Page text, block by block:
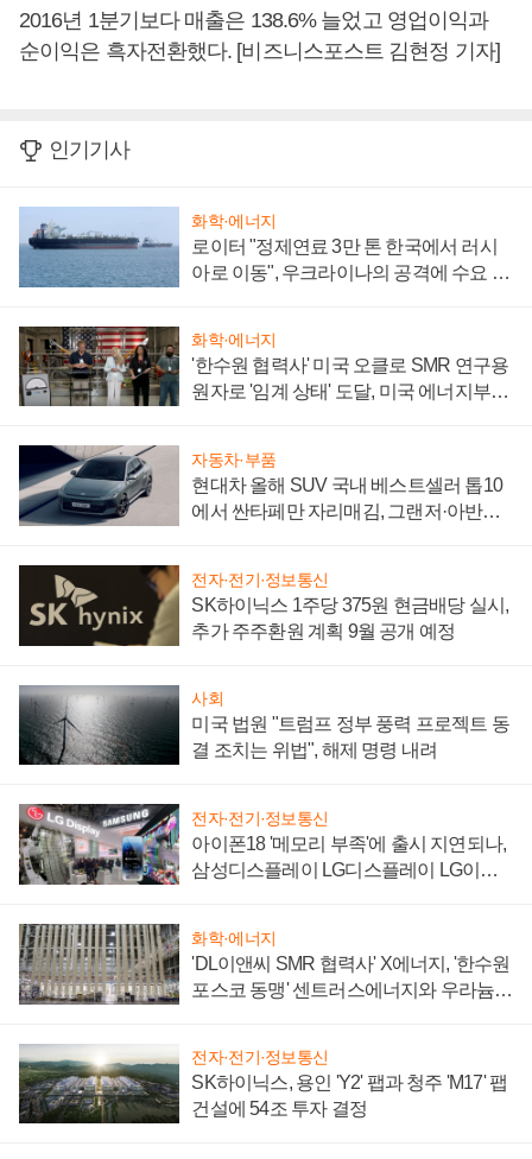
2016년 1분기보다 매출은 138.6% 늘었고 영업이익과
순이익은 흑자전환했다. [비즈니스포스트 김현정 기자]
인기기사
화학·에너지
로이터 "정제연료 3만 톤 한국에서 러시
아로 이동", 우크라이나의 공격에 수요 늘
화학·에너지
'한수원 협력사' 미국 오클로 SMR 연구용
원자로 '임계 상태' 도달, 미국 에너지부
자동차·부품
현대차 올해 SUV 국내 베스트셀러 톱10
에서 싼타페만 자리매김, 그랜저·아반떼
전자·전기·정보통신
SK하이닉스 1주당 375원 현금배당 실시,
추가 주주환원 계획 9월 공개 예정
사회
미국 법원 "트럼프 정부 풍력 프로젝트 동
결 조치는 위법", 해제 명령 내려
전자·전기·정보통신
아이폰18 '메모리 부족'에 출시 지연되나,
삼성디스플레이 LG디스플레이 LG이노
화학·에너지
'DL이앤씨 SMR 협력사' X에너지, '한수원
포스코 동맹' 센트러스에너지와 우라늄
전자·전기·정보통신
SK하이닉스, 용인 'Y2' 팹과 청주 'M17' 팹
건설에 54조 투자 결정